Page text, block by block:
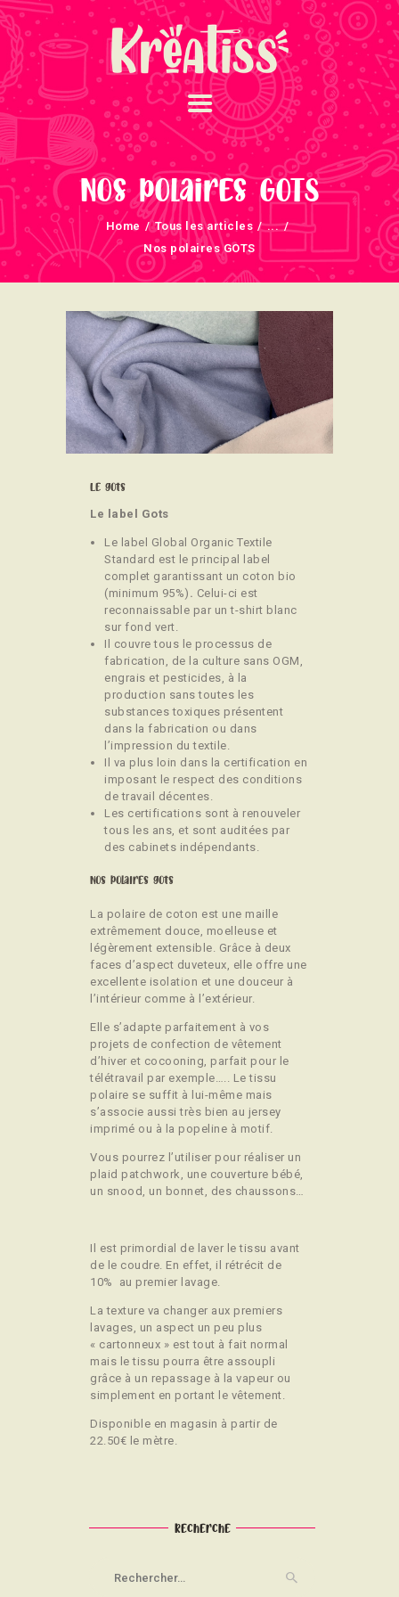
Nos polaires GOTS
Home Tous les articles
...
Nos polaires GOTS
ACCUEIL
NOS UNIVERS
ARRIVAGES
ATELIERS ET
ÉVÈNEMENTS
NEWSLETTERS
TUTORIELS
NOUS SOUTENONS
CONTACT
Le gots
Le label Gots
Le label Global Organic Textile
Standard est le principal label
complet garantissant un coton bio
(minimum 95%) . Celui-ci est
reconnaissable par un t-shirt blanc
sur fond vert.
Il couvre tous le processus de
fabrication, de la culture sans OGM,
engrais et pesticides, à la
production sans toutes les
substances toxiques présentent
dans la fabrication ou dans
l’impression du textile.
Il va plus loin dans la certification en
imposant le respect des conditions
de travail décentes.
Les certifications sont à renouveler
tous les ans, et sont auditées par
des cabinets indépendants.
Nos polaires gots
La polaire de coton est une maille
extrêmement douce, moelleuse et
légèrement extensible. Grâce à deux
faces d’aspect duveteux, elle offre une
excellente isolation et une douceur à
l’intérieur comme à l’extérieur.
Elle s’adapte parfaitement à vos
projets de confection de vêtement
d’hiver et cocooning, parfait pour le
télétravail par exemple….. Le tissu
polaire se suffit à lui-même mais
s’associe aussi très bien au jersey
imprimé ou à la popeline à motif.
Vous pourrez l’utiliser pour réaliser un
plaid patchwork, une couverture bébé,
un snood, un bonnet, des chaussons…
Il est primordial de laver le tissu avant
de le coudre. En effet, il rétrécit de
10% au premier lavage.
La texture va changer aux premiers
lavages, un aspect un peu plus
« cartonneux » est tout à fait normal
mais le tissu pourra être assoupli
grâce à un repassage à la vapeur ou
simplement en portant le vêtement.
Disponible en magasin à partir de
22.50€ le mètre.
Recherche